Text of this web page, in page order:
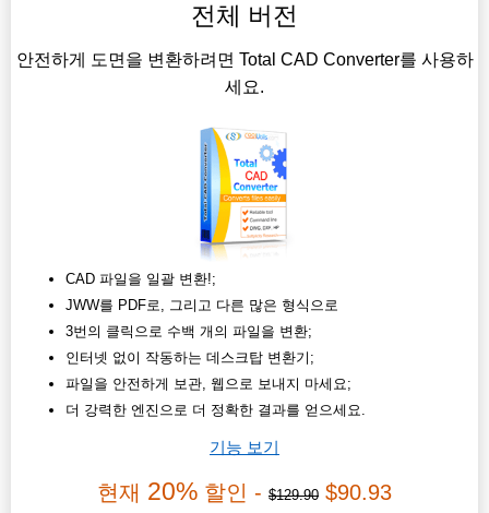
전체 버전
안전하게 도면을 변환하려면 Total CAD Converter를 사용하
세요.
CAD 파일을 일괄 변환!;
JWW를 PDF로, 그리고 다른 많은 형식으로
3번의 클릭으로 수백 개의 파일을 변환;
인터넷 없이 작동하는 데스크탑 변환기;
파일을 안전하게 보관, 웹으로 보내지 마세요;
더 강력한 엔진으로 더 정확한 결과를 얻으세요.
기능 보기
현재 20% 할인 - $129.90 $90.93